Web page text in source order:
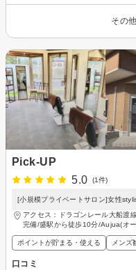
その
Pick-UP
5.0
(1件)
[小規模プライベートサロン]女性
アクセス：ドラゴンレール大船渡
完備/盛駅から徒歩10分/Aujua(オ
ポイントが貯まる・使える メンズ
口コミ